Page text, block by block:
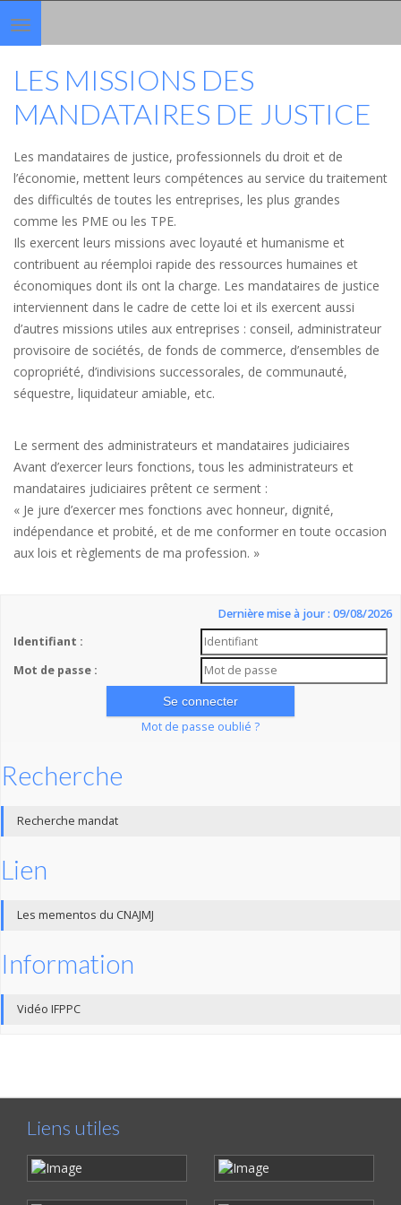
Toggle
navigation
LES MISSIONS DES
MANDATAIRES DE JUSTICE
Les mandataires de justice, professionnels du droit et de
l’économie, mettent leurs compétences au service du traitement
des difficultés de toutes les entreprises, les plus grandes
comme les PME ou les TPE.
Ils exercent leurs missions avec loyauté et humanisme et
contribuent au réemploi rapide des ressources humaines et
économiques dont ils ont la charge. Les mandataires de justice
interviennent dans le cadre de cette loi et ils exercent aussi
d’autres missions utiles aux entreprises : conseil, administrateur
provisoire de sociétés, de fonds de commerce, d’ensembles de
copropriété, d’indivisions successorales, de communauté,
séquestre, liquidateur amiable, etc.
Le serment des administrateurs et mandataires judiciaires
Avant d’exercer leurs fonctions, tous les administrateurs et
mandataires judiciaires prêtent ce serment :
« Je jure d’exercer mes fonctions avec honneur, dignité,
indépendance et probité, et de me conformer en toute occasion
aux lois et règlements de ma profession. »
Dernière mise à jour : 09/08/2026
Identifiant :
Mot de passe :
Mot de passe oublié ?
Recherche
Recherche mandat
Lien
Les mementos du CNAJMJ
Information
Vidéo IFPPC
Liens utiles